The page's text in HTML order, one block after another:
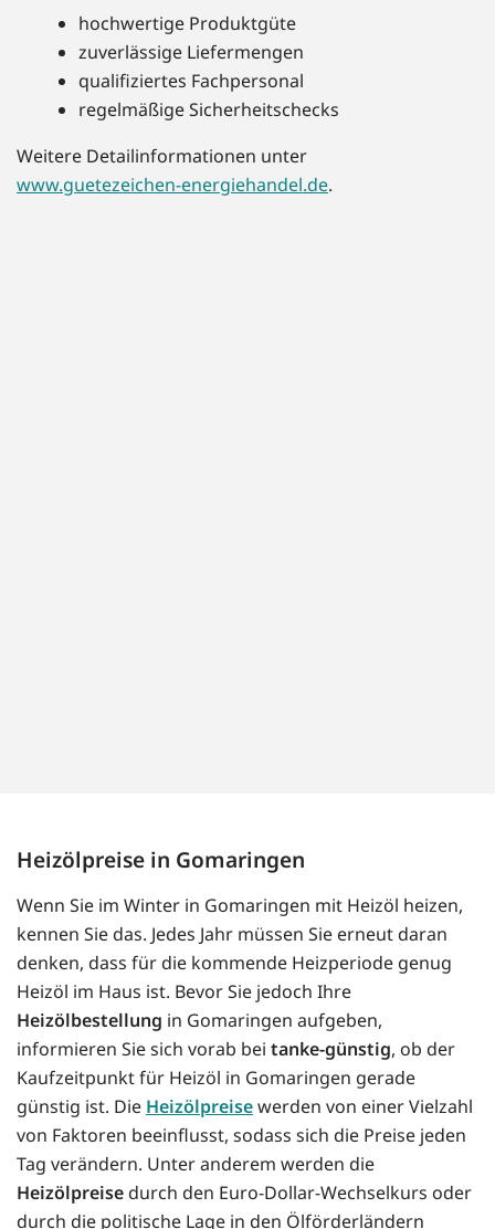
hochwertige Produktgüte
zuverlässige Liefermengen
qualifiziertes Fachpersonal
regelmäßige Sicherheitschecks
Weitere Detailinformationen unter
www.guetezeichen-energiehandel.de.
Heizölpreise in Gomaringen
Wenn Sie im Winter in Gomaringen mit Heizöl heizen,
kennen Sie das. Jedes Jahr müssen Sie erneut daran
denken, dass für die kommende Heizperiode genug
Heizöl im Haus ist. Bevor Sie jedoch Ihre
Heizölbestellung in Gomaringen aufgeben,
informieren Sie sich vorab bei tanke-günstig, ob der
Kaufzeitpunkt für Heizöl in Gomaringen gerade
günstig ist. Die Heizölpreisewerden von einer Vielzahl
von Faktoren beeinflusst, sodass sich die Preise jeden
Tag verändern. Unter anderem werden die
Heizölpreise durch den Euro-Dollar-Wechselkurs oder
durch die politische Lage in den Ölförderländern